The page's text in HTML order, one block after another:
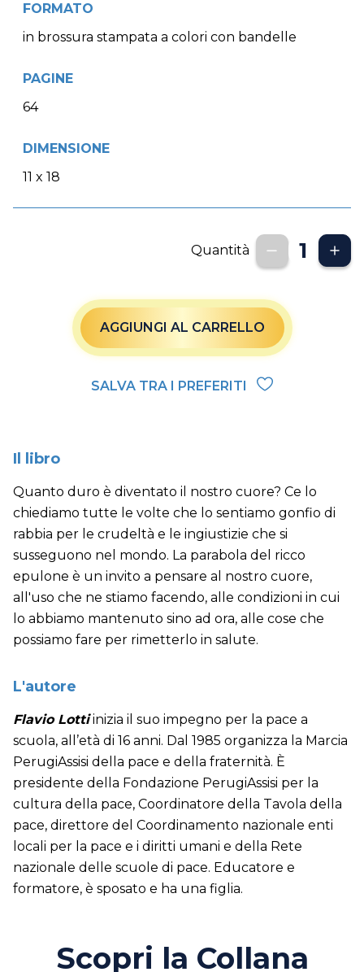
FORMATO
in brossura stampata a colori con bandelle
PAGINE
64
DIMENSIONE
11 x 18
Quantità
AGGIUNGI AL CARRELLO
SALVA TRA I PREFERITI
Il libro
Quanto duro è diventato il nostro cuore? Ce lo
chiediamo tutte le volte che lo sentiamo gonfio di
rabbia per le crudeltà e le ingiustizie che si
susseguono nel mondo. La parabola del ricco
epulone è un invito a pensare al nostro cuore,
all'uso che ne stiamo facendo, alle condizioni in cui
lo abbiamo mantenuto sino ad ora, alle cose che
possiamo fare per rimetterlo in salute.
L'autore
Flavio Lottiinizia il suo impegno per la pace a
scuola, all’età di 16 anni. Dal 1985 organizza la Marcia
PerugiAssisi della pace e della fraternità. È
presidente della Fondazione PerugiAssisi per la
cultura della pace, Coordinatore della Tavola della
pace, direttore del Coordinamento nazionale enti
locali per la pace e i diritti umani e della Rete
nazionale delle scuole di pace. Educatore e
formatore, è sposato e ha una figlia.
Scopri la Collana